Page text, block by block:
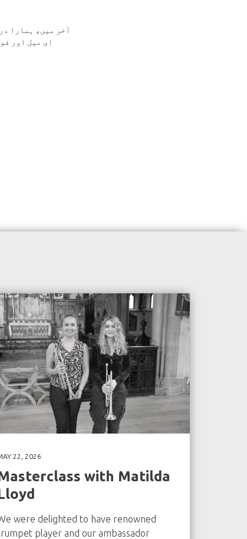
آخر میں، ہمارا
22, 2026
with Matilda
were delighted to have renowned
player and our ambassador